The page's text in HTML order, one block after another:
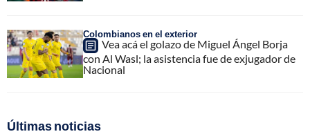
Colombianos en el exterior
Vea acá el golazo de Miguel Ángel Borja
con Al Wasl; la asistencia fue de exjugador de
Nacional
Últimas noticias